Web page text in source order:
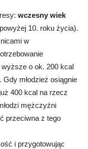
wczesny wiek
10. roku życia).
w
wyższe o ok. 200 kcal
młodzież osiągnie
400 kcal na rzecz
mężczyźni
przeciwna z tego
i przygotowując